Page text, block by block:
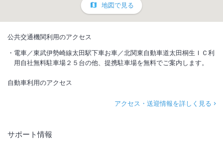
地図で見る
公共交通機関利用のアクセス
電車／東武伊勢崎線太田駅下車お車／北関東自動車道太田桐生ＩＣ利
用自社無料駐車場２５台の他、提携駐車場を無料でご案内します。
自動車利用のアクセス
アクセス・送迎情報を詳しく見る
サポート情報